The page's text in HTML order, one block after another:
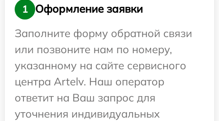
1
Оформление заявки
Заполните форму обратной связи
или позвоните нам по номеру,
указанному на сайте сервисного
центра Artelv. Наш оператор
ответит на Ваш запрос для
уточнения индивидуальных